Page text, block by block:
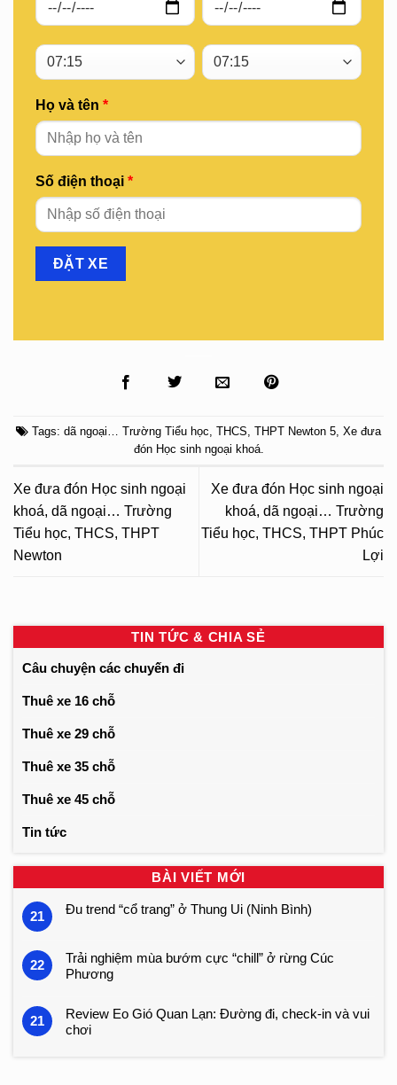
Họ và tên *
Số điện thoại *
Tags: dã ngoại… Trường Tiểu học THCS THPT Newton 5 Xe đưa
đón Học sinh ngoại khoá.
Xe đưa đón Học sinh ngoại
khoá, dã ngoại… Trường
Tiểu học, THCS, THPT
Newton
Xe đưa đón Học sinh ngoại
khoá, dã ngoại… Trường
Tiểu học, THCS, THPT Phúc
Lợi
TIN TỨC & CHIA SẺ
Câu chuyện các chuyến đi
Thuê xe 16 chỗ
Thuê xe 29 chỗ
Thuê xe 35 chỗ
Thuê xe 45 chỗ
Tin tức
BÀI VIẾT MỚI
21 Đu trend “cổ trang” ở Thung Ui (Ninh Bình)
22
Trải nghiệm mùa bướm cực “chill” ở rừng Cúc
Phương
21
Review Eo Gió Quan Lạn: Đường đi, check-in và vui
chơi